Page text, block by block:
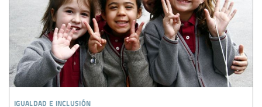
igualdad e inclusión